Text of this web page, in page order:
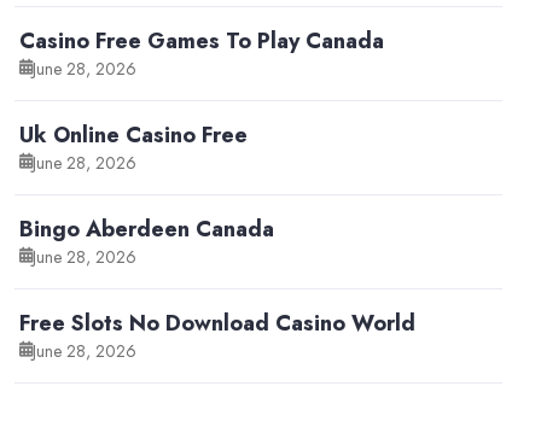
Casino Free Games To Play Canada
June 28, 2026
Uk Online Casino Free
June 28, 2026
Bingo Aberdeen Canada
June 28, 2026
Free Slots No Download Casino World
June 28, 2026